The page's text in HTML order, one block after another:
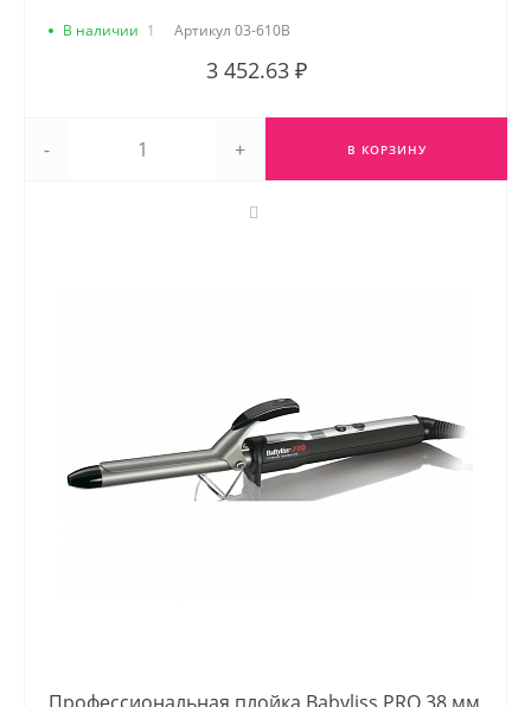
В наличии 1 Артикул 03-610B
3 452.63 ₽
- + В КОРЗИНУ